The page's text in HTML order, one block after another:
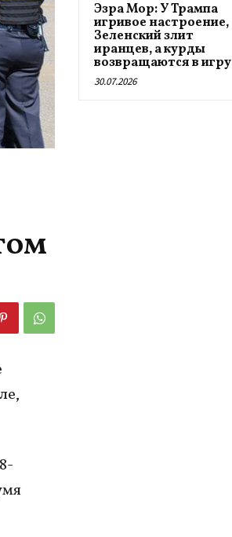
Эзра Мор: У Трампа
игривое настроение,
Зеленский злит
иранцев, а курды
возвращаются в игру
30.07.2026